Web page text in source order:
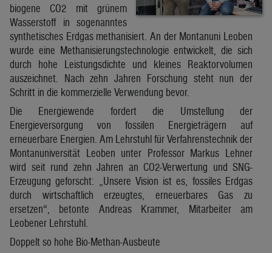
biogene CO2 mit grünem
Wasserstoff in sogenanntes
synthetisches Erdgas methanisiert. An der Montanuni Leoben
wurde eine Methanisierungstechnologie entwickelt, die sich
durch hohe Leistungsdichte und kleines Reaktorvolumen
auszeichnet. Nach zehn Jahren Forschung steht nun der
Schritt in die kommerzielle Verwendung bevor.
Die Energiewende fordert die Umstellung der
Energieversorgung von fossilen Energieträgern auf
erneuerbare Energien. Am Lehrstuhl für Verfahrenstechnik der
Montanuniversität Leoben unter Professor Markus Lehner
wird seit rund zehn Jahren an CO2-Verwertung und SNG-
Erzeugung geforscht: „Unsere Vision ist es, fossiles Erdgas
durch wirtschaftlich erzeugtes, erneuerbares Gas zu
ersetzen“, betonte Andreas Krammer, Mitarbeiter am
Leobener Lehrstuhl.
Doppelt so hohe Bio-Methan-Ausbeute